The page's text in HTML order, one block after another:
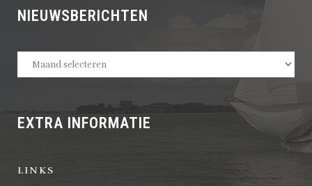
NIEUWSBERICHTEN
Nieuwsberichten
EXTRA INFORMATIE
LINKS